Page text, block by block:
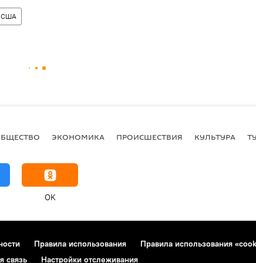
США
ЭКОНОМИКА ПРОИСШЕСТВИЯ КУЛЬТУРА
OK
Правила использования
Правила использования
связь Настройки отслеживания